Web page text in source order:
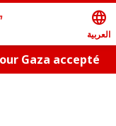
language
العربية
Gaza accepté